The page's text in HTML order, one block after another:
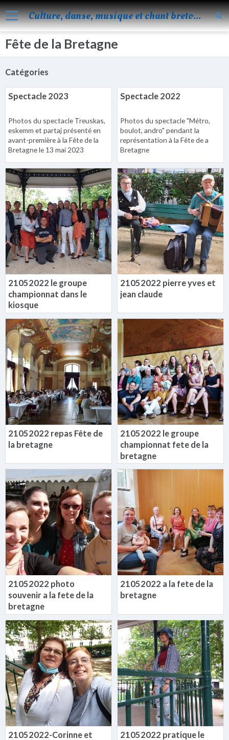
Culture, danse, musique et chant bretons
Accueil
Facebook
Les évènements
Album
Vidéos
Agenda
Vie de KOROLL
Contact
Fête de la Bretagne
Catégories
Spectacle 2023
Photos du spectacle Treuskas,
eskemm et partaj présenté en
avant-première à la Fête de la
Bretagne le 13 mai 2023
Spectacle 2022
Photos du spectacle "Métro,
boulot, andro" pendant la
représentation à la Fête de a
Bretagne
21052022 le groupe
championnat dans le
kiosque
21052022 pierre yves et
jean claude
21052022 repas Fête de
la bretagne
21052022 le groupe
championnat fete de la
bretagne
21052022 photo
souvenir a la fete de la
bretagne
21052022 a la fete de la
bretagne
21052022-Corinne et
21052022 pratique le